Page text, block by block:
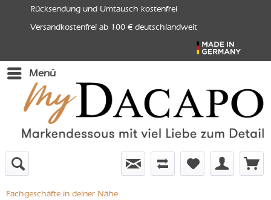
Rücksendung und Umtausch kostenfrei
Versandkostenfrei ab 100 € deutschlandweit
Menü
Fachgeschäfte in deiner Nähe